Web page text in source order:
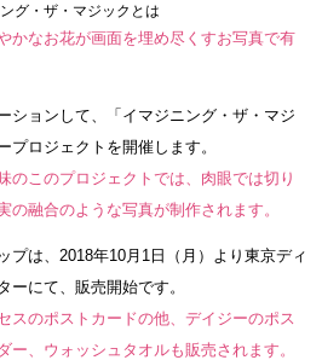
グ・ザ・マジックとは
かなお花が画面を埋め尽くすお写真で有
ションして、「イマジニング・ザ・マジ
プロジェクトを開催します。
のこのプロジェクトでは、肉眼では切り
の融合のような写真が制作されます。
プは、2018年10月1日（月）より東京ディ
ーにて、販売開始です。
スのポストカードの他、デイジーのポス
ー、ウォッシュタオルも販売されます。